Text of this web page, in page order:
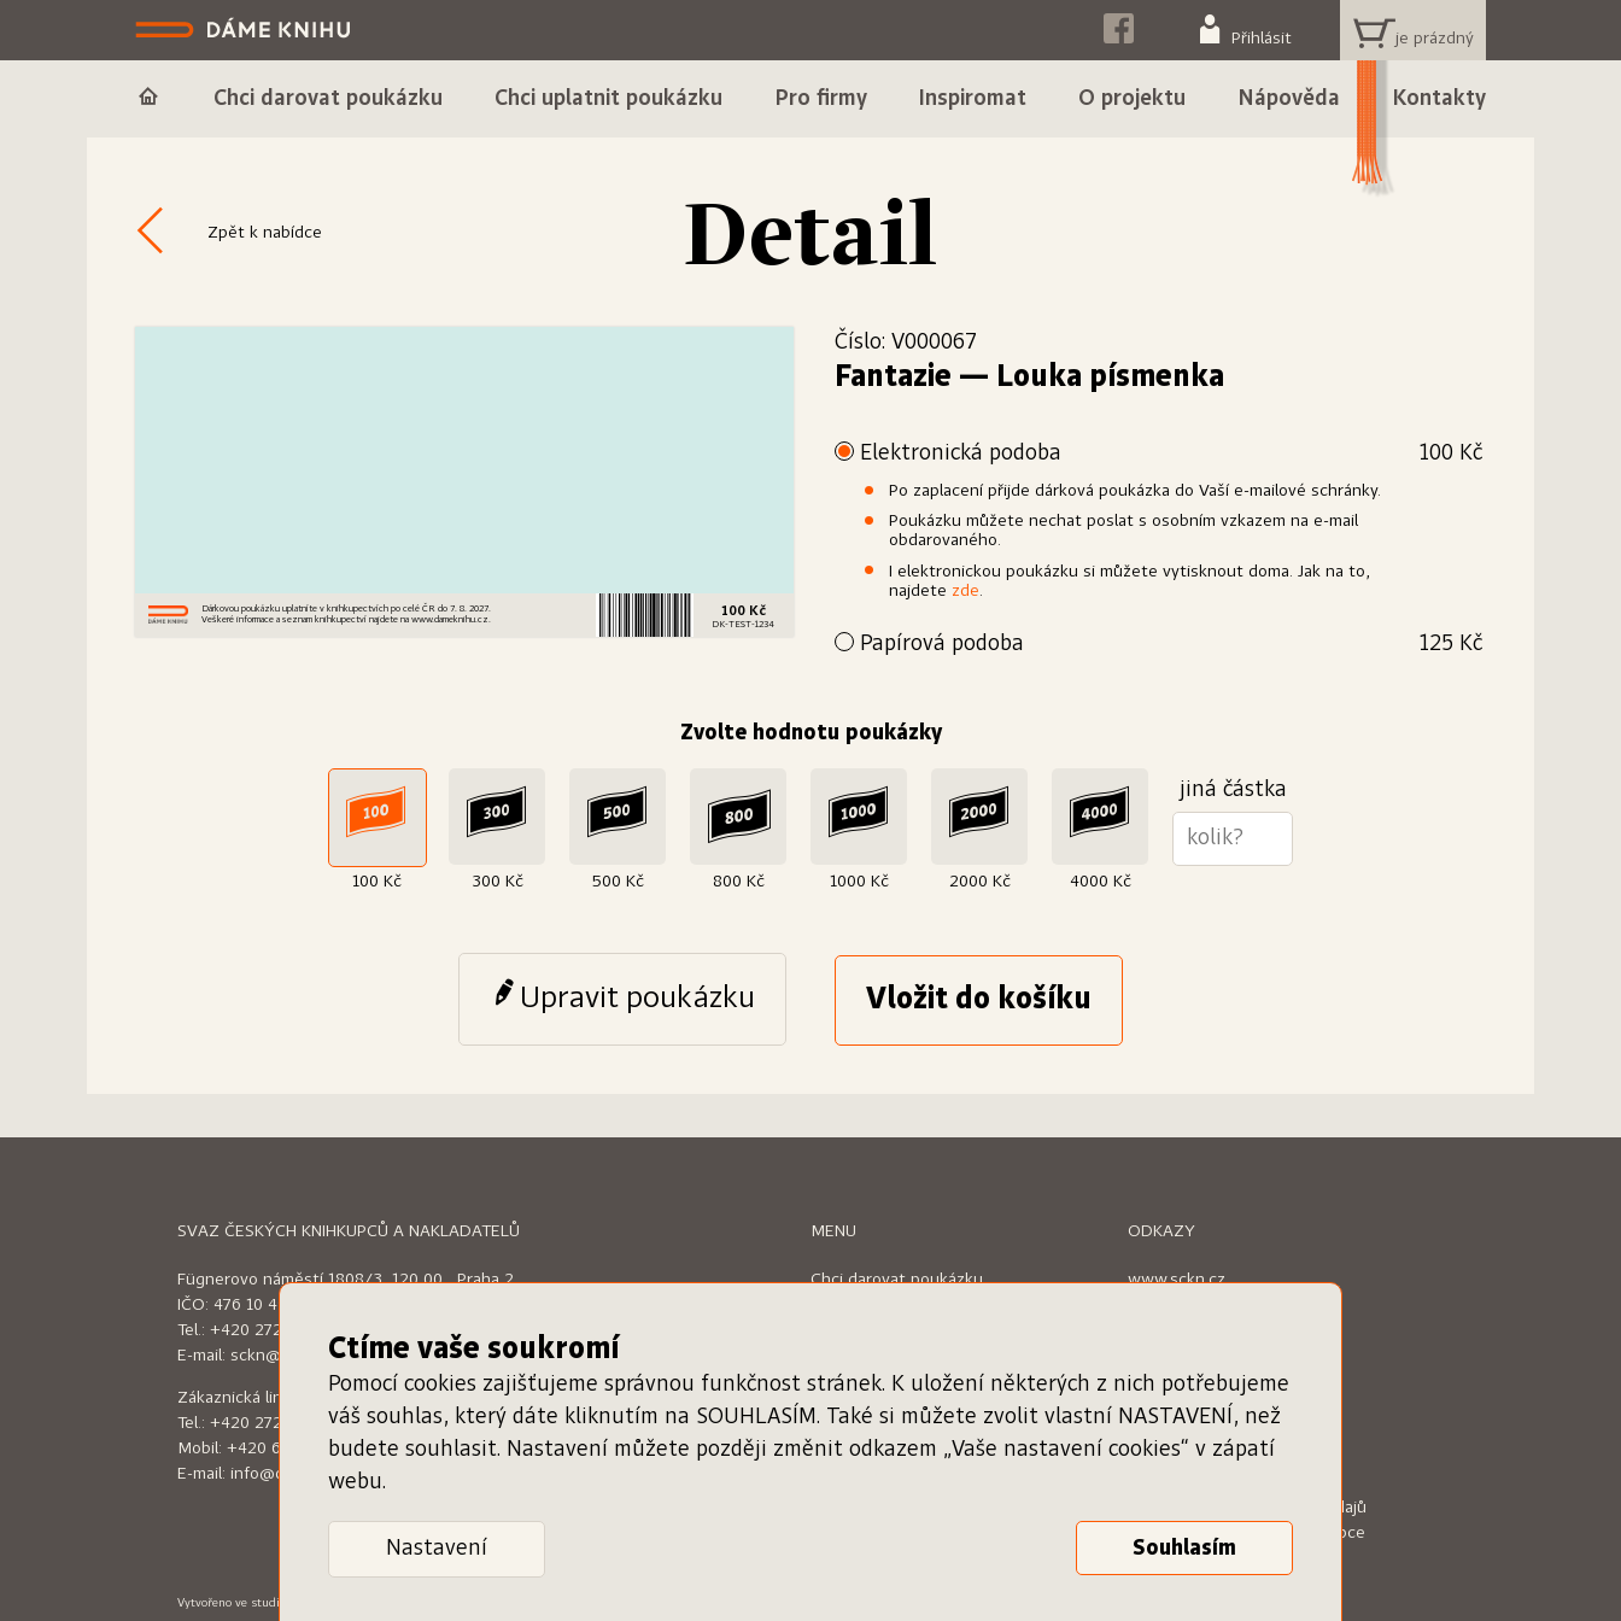
Přihlásit
Chci darovat poukázku Chci uplatnit poukázku Pro firmy Inspiromat O projektu Nápověda Kontakty
KOŠÍK
Zpět k nabídce Detail
Číslo: V000067
Fantazie — Louka písmenka
Dárkovou poukázku uplatníte v knihkupectvích po celé ČR do 7. 8. 2027.
Veškeré informace a seznam knihkupectví najdete na www.dameknihu.cz.
100 Kč
DK-TEST-1234
Elektronická podoba 100 Kč
Po zaplacení přijde dárková poukázka do Vaší e-mailové schránky.
Poukázku můžete nechat poslat s osobním vzkazem na e-mail
obdarovaného.
I elektronickou poukázku si můžete vytisknout doma. Jak na to,
najdete zde
Papírová podoba 125 Kč
obdarovanému.
Zvolte hodnotu poukázky
100 Kč 300 Kč 500 Kč 800 Kč 1000 Kč 2000 Kč 4000 Kč
jiná částka
Upravit poukázku
SVAZ ČESKÝCH KNIHKUPCŮ A NAKLADATELŮ
Fügnerovo náměstí 1808/3, 120 00 Praha 2
IČO: 476 10 492
Tel.: +420 272 660 644
E-mail: sckn@sckn.cz
Zákaznická linka (9:00 - 16:00)
Tel.: +420 272 660 644
Mobil: +420 604 200 597
E-mail: info@dameknihu.cz
MENU
Chci darovat poukázku
Nápověda
Kontakty
Registrace knihkupce
ODKAZY
www.sckn.cz
www.cenajirihoortena.cz
www.ceskeknihy.cz
časopis Knižní novinky
Zásady ochrany osobních údajů
Podmínky služby pro knihkupce
Vaše nastavení cookies
Vytvořeno ve studiu
Ctíme vaše soukromí
Pomocí cookies zajišťujeme správnou funkčnost stránek. K uložení některých z nich potřebujeme
váš souhlas, který dáte kliknutím na SOUHLASÍM. Také si můžete zvolit vlastní NASTAVENÍ, než
budete souhlasit. Nastavení můžete později změnit odkazem „Vaše nastavení cookies“ v zápatí
webu.
Nastavení